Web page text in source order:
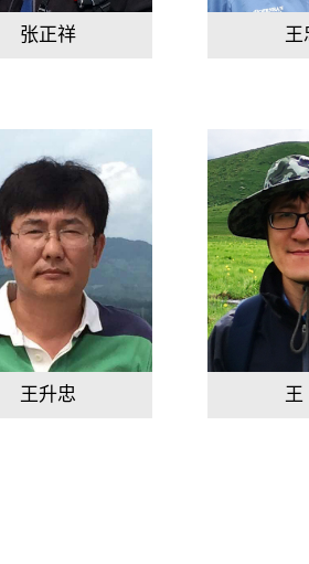
张正祥 王
王升忠